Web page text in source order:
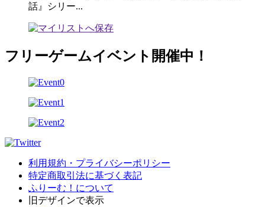
話』シリー...
フリーゲームイベント開催中！
利用規約・プライバシーポリシー
特定商取引法に基づく表記
ふりーむ！について
旧デザインで表示